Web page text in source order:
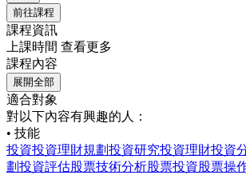
前往課程
課程資訊
上課時間 查看更多
課程內容
展開全部
適合對象
對以下內容有興趣的人：
• 技能
投資投資理財規劃投資研究投資理財投資
劃投資評估股票技術分析股票投資股票操